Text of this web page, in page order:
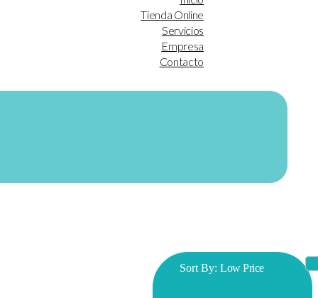
Tienda Online
Servicios
Empresa
Contacto
Sort By:Low Price